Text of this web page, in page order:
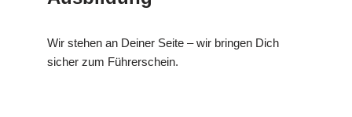
Wir stehen an Deiner Seite – wir bringen Dich
sicher zum Führerschein.